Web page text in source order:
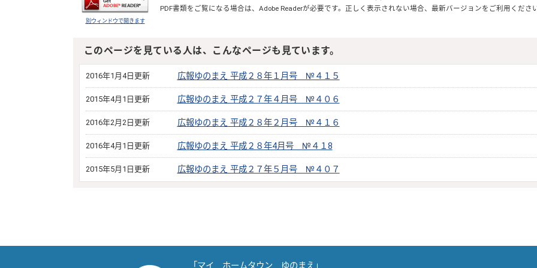
別ウィンドウで開きます
PDF書類をご覧になる場合は、 Adobe Readerが必要です。正しく表示されない場合、最新バージョンをご利用ください
このページを見ている人は、こんなページも見ています。
2016年1月4日更新 広報ゆのまえ 平成２８年１月号 №４１５
2015年4月1日更新 広報ゆのまえ 平成２７年４月号 №４０６
2016年2月2日更新 広報ゆのまえ 平成２８年２月号 №４１６
2016年4月1日更新 広報ゆのまえ 平成２８年4月号 №４１8
2015年5月1日更新 広報ゆのまえ 平成２７年５月号 №４０７
「マイ ホームタウン ゆのまえ」